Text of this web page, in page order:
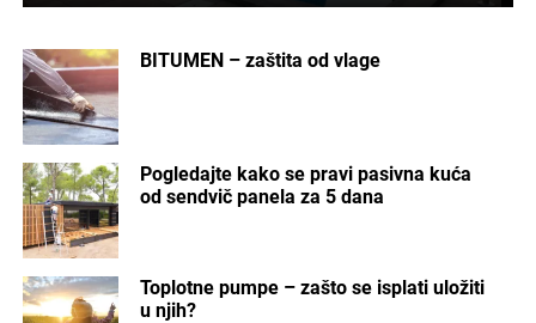
BITUMEN – zaštita od vlage
Pogledajte kako se pravi pasivna kuća
od sendvič panela za 5 dana
Toplotne pumpe – zašto se isplati uložiti
u njih?